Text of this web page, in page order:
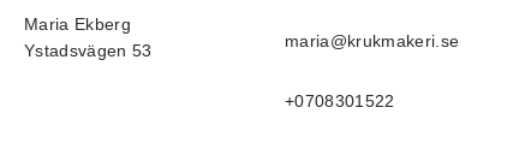
Maria Ekberg
Ystadsvägen 53
maria@krukmakeri.se
+0708301522